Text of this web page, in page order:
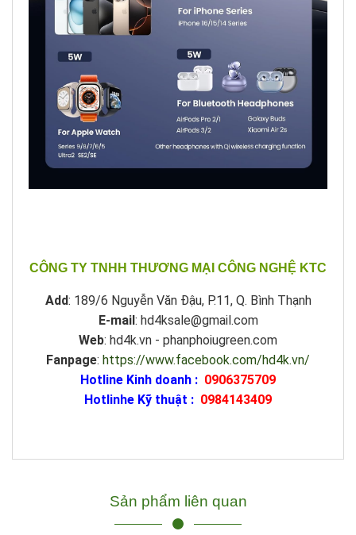
CÔNG TY TNHH THƯƠNG MẠI CÔNG NGHỆ KTC
Add: 189/6 Nguyễn Văn Đậu, P.11, Q. Bình Thạnh
E-mail: hd4ksale@gmail.com
Web: hd4k.vn - phanphoiugreen.com
Fanpage: https://www.facebook.com/hd4k.vn/
Hotline Kinh doanh : 0906375709
Hotlinhe Kỹ thuật : 0984143409
Sản phẩm liên quan